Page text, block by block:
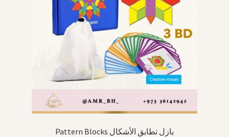
Pattern Blocks بازل تطابق الأشكال